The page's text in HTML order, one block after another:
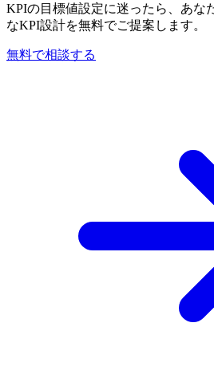
KPIの目標値設定に迷ったら、あな
なKPI設計を無料でご提案します。
無料で相談する